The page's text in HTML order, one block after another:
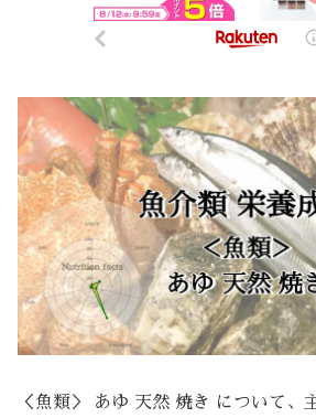
＜魚類＞ あゆ 天然 焼き について、